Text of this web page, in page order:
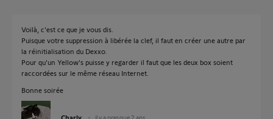
Voilà, c'est ce que je vous dis.
Puisque votre suppression à libérée la clef, il faut en créer une autre par
la réinitialisation du Dexxo.
Pour qu'un Yellow's puisse y regarder il faut que les deux box soient
raccordées sur le même réseau Internet.
Bonne soirée
Charly